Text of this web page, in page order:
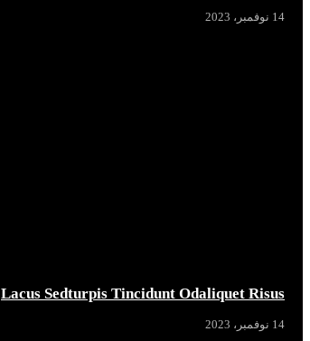
14 نوفمبر، 2023
Lacus Sedturpis Tincidunt Odaliquet Risus
14 نوفمبر، 2023